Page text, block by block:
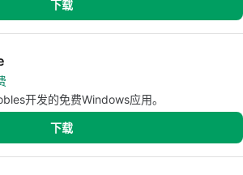
下载
开发的免费Windows应用。
下载